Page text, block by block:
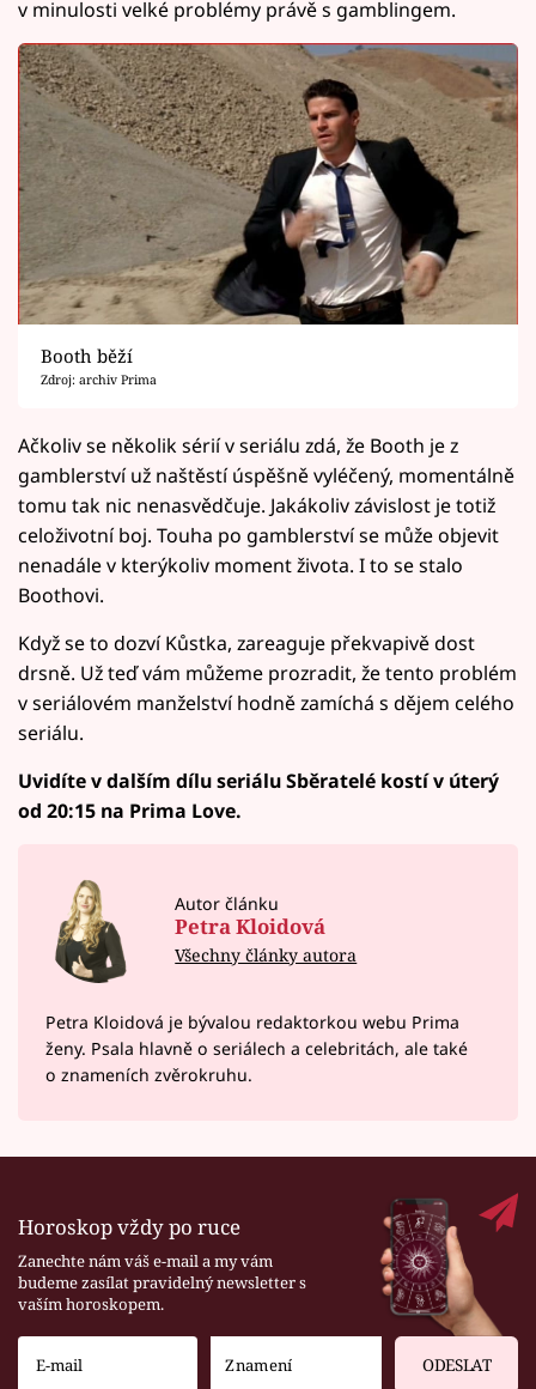
v minulosti velké problémy právě s gamblingem.
Booth běží
Zdroj: archiv Prima
Ačkoliv se několik sérií v seriálu zdá, že Booth je z
gamblerství už naštěstí úspěšně vyléčený, momentálně
tomu tak nic nenasvědčuje. Jakákoliv závislost je totiž
celoživotní boj. Touha po gamblerství se může objevit
nenadále v kterýkoliv moment života. I to se stalo
Boothovi.
Když se to dozví Kůstka, zareaguje překvapivě dost
drsně. Už teď vám můžeme prozradit, že tento problém
v seriálovém manželství hodně zamíchá s dějem celého
seriálu.
Uvidíte v dalším dílu seriálu Sběratelé kostí v úterý
od 20:15 na Prima Love.
Autor článku
Petra Kloidová
Všechny články autora
Petra Kloidová je bývalou redaktorkou webu Prima
ženy. Psala hlavně o seriálech a celebritách, ale také
o znameních zvěrokruhu.
Horoskop vždy po ruce
Zanechte nám váš e-mail a my vám
budeme zasílat pravidelný newsletter s
vaším horoskopem.
ODESLAT